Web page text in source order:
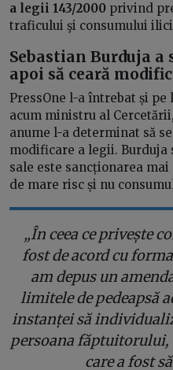
a legii 143/2000 privind
traficului şi consumului
Sebastian Burduja
apoi să ceară
PressOne l-a întrebat și
acum ministru al
anume l-a determinat să
modificare a legii. Burduja
sale este sancționarea
de mare risc și nu
„În ceea ce privește
fost de acord cu
am depus un
limitele de pedeapsă
instanței să
persoana
care a fost